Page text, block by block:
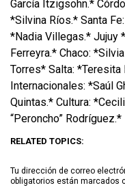
García Itzigsohn.*
*Silvina Ríos.* Santa
*Nadia Villegas.* Jujuy
Ferreyra.* Chaco:
Torres* Salta: *Teresita
Internacionales: *Saúl
Quintas.* Cultura:
“Peroncho” Rodríguez.*
RELATED TOPICS:
Tu dirección de correo
obligatorios están marcados